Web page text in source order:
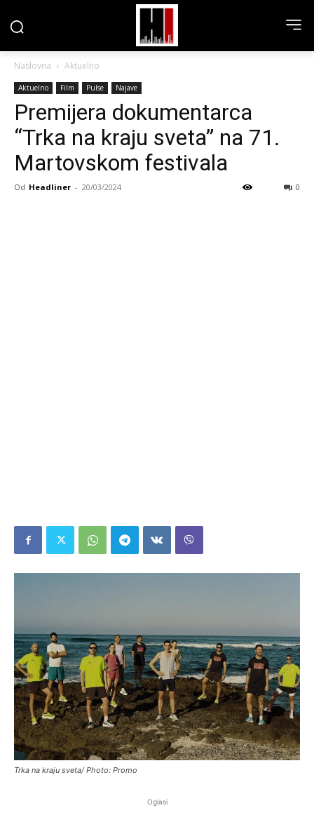
Naslovna Aktuelno
Aktuelno Film Pulse Najave
Premijera dokumentarca
“Trka na kraju sveta” na 71.
Martovskom festivala
Od Headliner - 20/03/2024 0
Trka na kraju sveta/ Photo: Promo
Oglasi